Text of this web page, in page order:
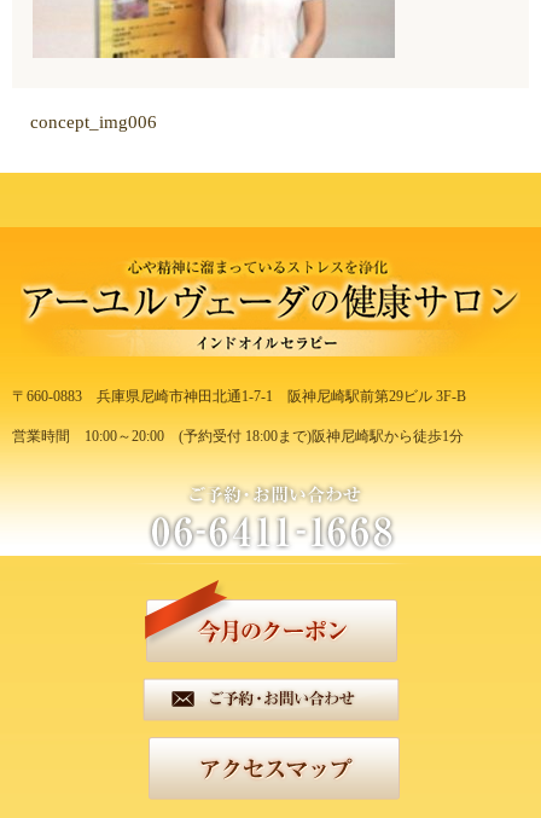
concept_img006
〒660-0883 兵庫県尼崎市神田北通1-7-1 阪神尼崎駅前第29ビル 3F-B
営業時間 10:00～20:00 (予約受付 18:00まで)阪神尼崎駅から徒歩1分